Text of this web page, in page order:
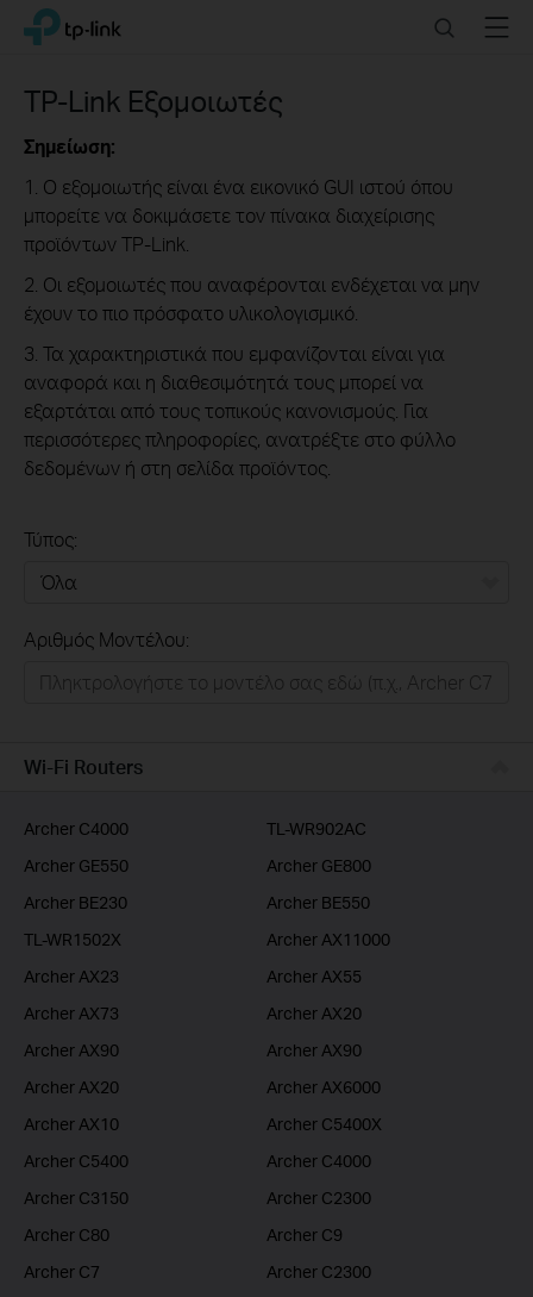
Click
the
navigation
bar
TP-Link, Reliably Smart SearchMenu
TP-Link Εξομοιωτές
Σημείωση:
1. Ο εξομοιωτής είναι ένα εικονικό GUI ιστού όπου
μπορείτε να δοκιμάσετε τον πίνακα διαχείρισης
προϊόντων TP-Link.
2. Οι εξομοιωτές που αναφέρονται ενδέχεται να μην
έχουν το πιο πρόσφατο υλικολογισμικό.
3. Τα χαρακτηριστικά που εμφανίζονται είναι για
αναφορά και η διαθεσιμότητά τους μπορεί να
εξαρτάται από τους τοπικούς κανονισμούς. Για
περισσότερες πληροφορίες, ανατρέξτε στο φύλλο
δεδομένων ή στη σελίδα προϊόντος.
Τύπος:
Επιχειρησεις
Αριθμός Μοντέλου:
Wi-Fi Routers
Archer C4000
TL-WR902AC
Archer GE550
Archer GE800
Archer BE230
Archer BE550
TL-WR1502X
Archer AX11000
Archer AX23
Archer AX55
Archer AX73
Archer AX20
Archer AX90
Archer AX90
Archer AX20
Archer AX6000
Archer AX10
Archer C5400X
Archer C5400
Archer C4000
Archer C3150
Archer C2300
Archer C80
Archer C9
Archer C7
Archer C2300